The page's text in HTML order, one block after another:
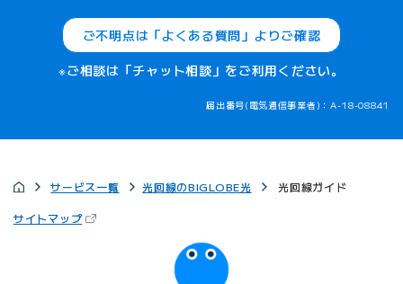
ご不明点は「よくある質問」よりご確認
※ご相談は「チャット相談」をご利用ください。
届出番号(電気通信事業者)：A-18-08841
サービス一覧 光回線のBIGLOBE光 光回線ガイド
サイトマップ（新しいタブで開きます）